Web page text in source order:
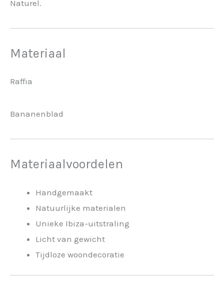
Naturel.
Materiaal
Raffia
Bananenblad
Materiaalvoordelen
Handgemaakt
Natuurlijke materialen
Unieke Ibiza-uitstraling
Licht van gewicht
Tijdloze woondecoratie